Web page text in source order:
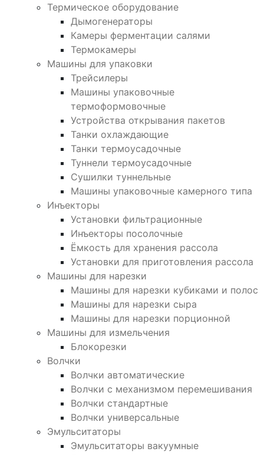
Термическое оборудование
Дымогенераторы
Камеры ферментации салями
Термокамеры
Машины для упаковки
Трейсилеры
Машины упаковочные
термоформовочные
Устройства открывания пакетов
Танки охлаждающие
Танки термоусадочные
Туннели термоусадочные
Сушилки туннельные
Машины упаковочные камерного типа
Инъекторы
Установки фильтрационные
Инъекторы посолочные
Ёмкость для хранения рассола
Установки для приготовления рассола
Машины для нарезки
Машины для нарезки кубиками и полос
Машины для нарезки сыра
Машины для нарезки порционной
Машины для измельчения
Блокорезки
Волчки
Волчки автоматические
Волчки с механизмом перемешивания
Волчки стандартные
Волчки универсальные
Эмульситаторы
Эмульситаторы вакуумные